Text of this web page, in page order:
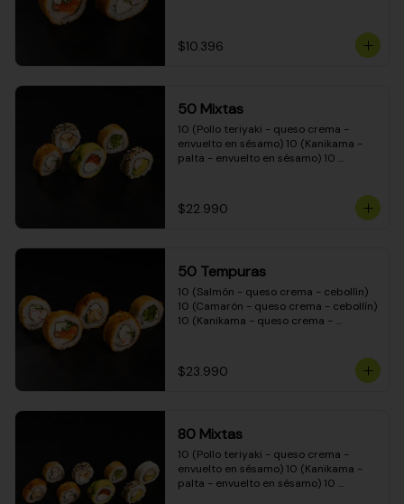
$10.396
50 Mixtas
10 (Pollo teriyaki - queso crema -
envuelto en sésamo) 10 (Kanikama -
palta - envuelto en sésamo) 10
cebollín - envuelto en masa tempura)
10 (Pimentón - queso crema - cebollín
$22.990
50 Tempuras
10 (Salmón - queso crema - cebollín)
10 (Camarón - queso crema - cebollín)
10 (Kanikama - queso crema -
crema - cebollín)
$23.990
80 Mixtas
10 (Pollo teriyaki - queso crema -
envuelto en sésamo) 10 (Kanikama -
palta - envuelto en sésamo) 10